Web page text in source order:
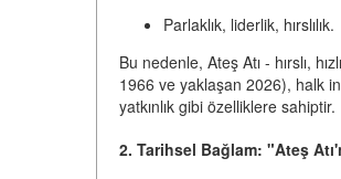
Parlaklık, liderlik, hırslılık.
Bu nedenle, Ateş Atı - hırslı,
1966 ve yaklaşan 2026), halk
yatkınlık gibi özelliklere sahiptir.
2. Tarihsel Bağlam: "Ateş